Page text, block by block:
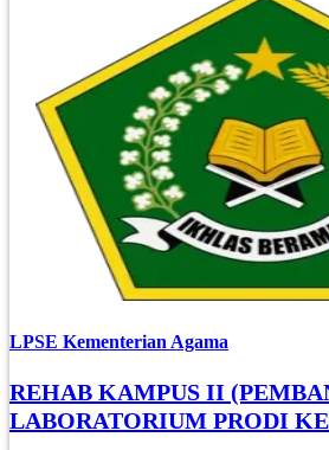
LPSE Kementerian Agama
REHAB KAMPUS II
LABORATORIUM PRODI